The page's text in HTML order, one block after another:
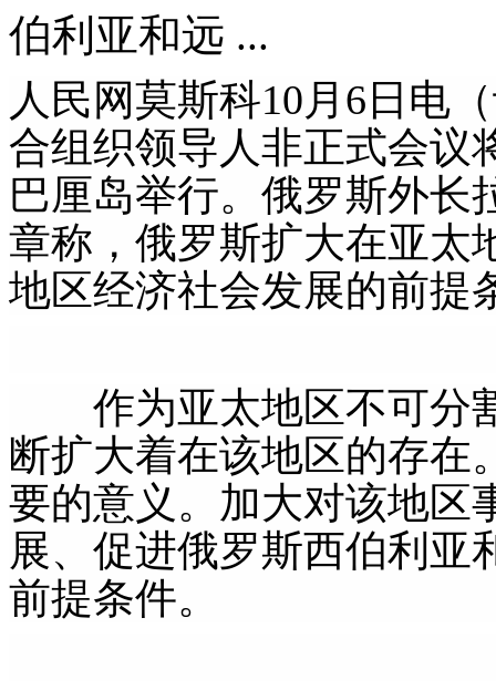
伯利亚和远 ...
人民网莫斯科10月6日电
合组织领导人非正式会议
巴厘岛举行。俄罗斯外长
章称，俄罗斯扩大在亚太
地区经济社会发展的前提
作为亚太地区不可分
断扩大着在该地区的存在
要的意义。加大对该地区
展、促进俄罗斯西伯利亚
前提条件。